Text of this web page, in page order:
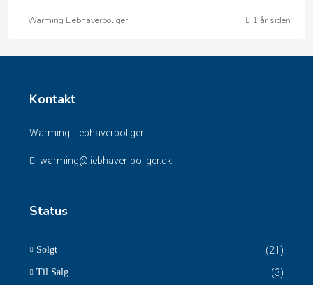
Warming Liebhaverboliger 1 år siden
Kontakt
Warming Liebhaverboliger
warming@liebhaver-boliger.dk
Status
Solgt (21)
Til Salg (3)